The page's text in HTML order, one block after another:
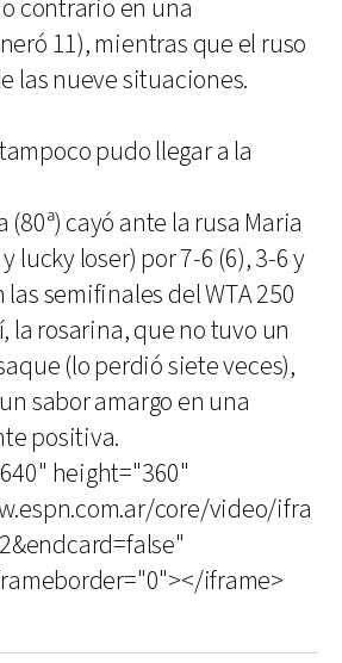
contrario en una
11), mientras que el ruso
las nueve situaciones.
pudo llegar a la
(80ª) cayó ante la rusa Maria
lucky loser) por 7-6 (6), 3-6 y
semifinales del WTA 250
la rosarina, que no tuvo un
(lo perdió siete veces),
sabor amargo en una
positiva.
height="360"
core/video/ifra
iframe>